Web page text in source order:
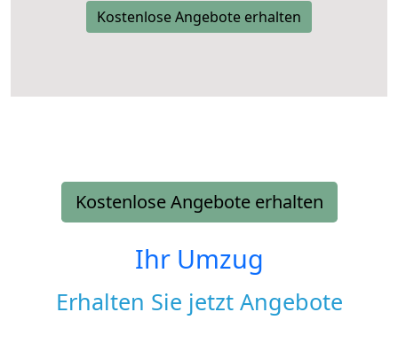
Kostenlose Angebote erhalten
Kostenlose Angebote erhalten
Ihr Umzug
Erhalten Sie jetzt Angebote